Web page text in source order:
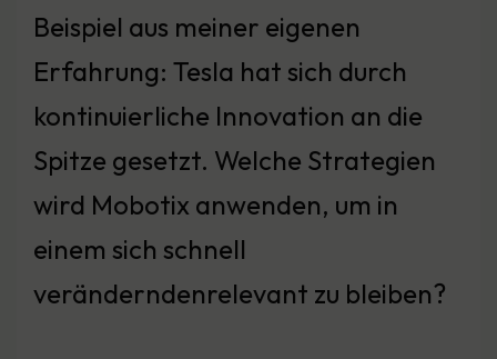
Beispiel aus meiner eigenen
Erfahrung: Tesla hat sich durch
kontinuierliche Innovation an die
Spitze gesetzt. Welche Strategien
wird Mobotix anwenden, um in
einem sich schnell
veränderndenrelevant zu bleiben?